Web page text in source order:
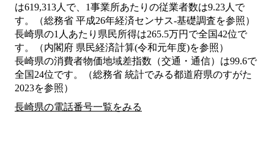
は619,313人で、1事業所あたりの従業者数は9.23人で
す。（総務省 平成26年経済センサス‐基礎調査を参照）
長崎県の1人あたり県民所得は265.5万円で全国42位で
す。（内閣府 県民経済計算(令和元年度)を参照）
長崎県の消費者物価地域差指数（交通・通信）は99.6で
全国24位です。（総務省 統計でみる都道府県のすがた
2023を参照）
長崎県の電話番号一覧をみる